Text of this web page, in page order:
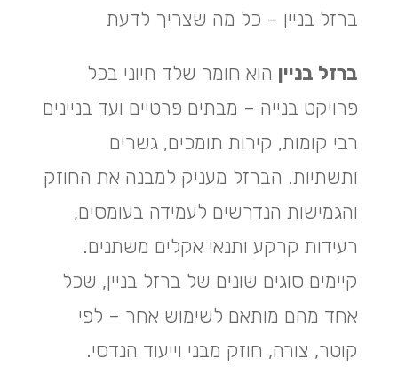
ברזל בניין – כל מה שצריך לדעת
ברזל בניין הוא חומר שלד חיוני בכל
פרויקט בנייה – מבתים פרטיים ועד בניינים
רבי קומות, קירות תומכים, גשרים
ותשתיות. הברזל מעניק למבנה את החוזק
והגמישות הנדרשים לעמידה בעומסים,
רעידות קרקע ותנאי אקלים משתנים.
קיימים סוגים שונים של ברזל בניין, שכל
אחד מהם מותאם לשימוש אחר – לפי
קוטר, צורה, חוזק מבני וייעוד הנדסי.